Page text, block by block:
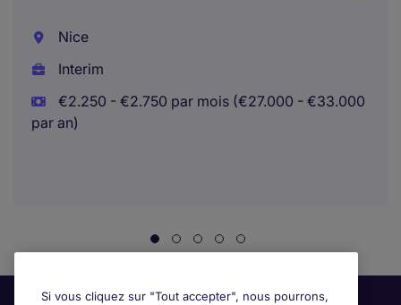
Nice
Interim
€2.250 - €2.750 par mois (€27.000 - €33.000
par an)
Si vous cliquez sur "Tout accepter", nous pourrons,